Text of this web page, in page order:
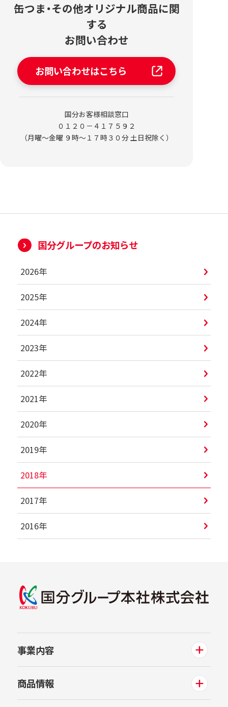
缶つま・その他オリジナル商品に関
する
お問い合わせ
お問い合わせはこちら
国分お客様相談窓口
０１２０－４１７５９２
（月曜～金曜 ９時～１７時３０分 土日祝除く）
国分グループのお知らせ
2026年
2025年
2024年
2023年
2022年
2021年
2020年
2019年
2018年
2017年
2016年
事業内容
商品情報